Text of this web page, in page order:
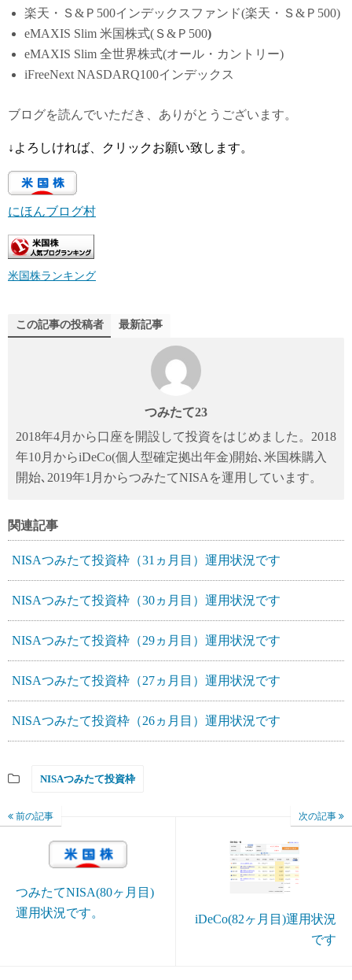
楽天・Ｓ&Ｐ500インデックスファンド(楽天・Ｓ&Ｐ500)
eMAXIS Slim 米国株式(Ｓ&Ｐ500)
eMAXIS Slim 全世界株式(オール・カントリー)
iFreeNext NASDARQ100インデックス
ブログを読んでいただき、ありがとうございます。
↓よろしければ、クリックお願い致します。
にほんブログ村
米国株ランキング
この記事の投稿者 最新記事
つみたて23
2018年4月から口座を開設して投資をはじめました。2018
年10月からiDeCo(個人型確定拠出年金)開始､米国株購入
開始､2019年1月からつみたてNISAを運用しています。
関連記事
NISAつみたて投資枠（31ヵ月目）運用状況です
NISAつみたて投資枠（30ヵ月目）運用状況です
NISAつみたて投資枠（29ヵ月目）運用状況です
NISAつみたて投資枠（27ヵ月目）運用状況です
NISAつみたて投資枠（26ヵ月目）運用状況です
NISAつみたて投資枠
前の記事
つみたてNISA(80ヶ月目)
運用状況です。
次の記事
iDeCo(82ヶ月目)運用状況
です